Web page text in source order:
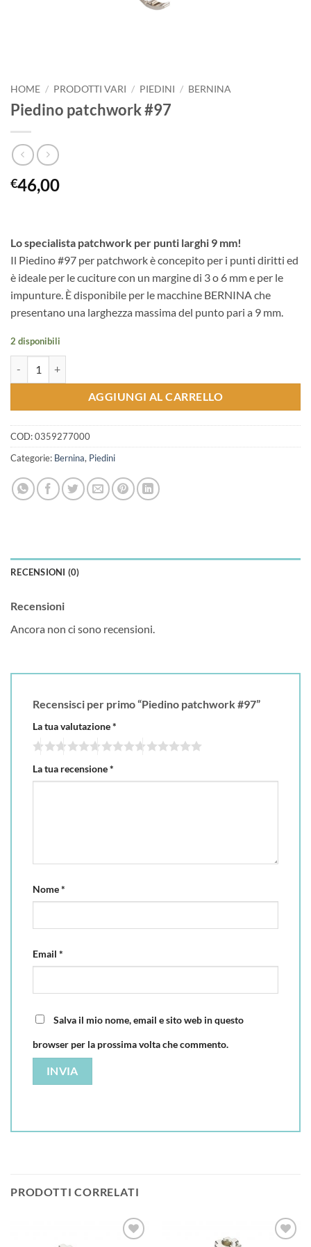
HOME / PRODOTTI VARI / PIEDINI / BERNINA
Piedino patchwork #97
€46,00
Lo specialista patchwork per punti larghi 9 mm!
Il Piedino #97 per patchwork è concepito per i punti diritti ed
è ideale per le cuciture con un margine di 3 o 6 mm e per le
impunture. È disponibile per le macchine BERNINA che
presentano una larghezza massima del punto pari a 9 mm.
2 disponibili
AGGIUNGI AL CARRELLO
COD:0359277000
Categorie: Bernina, Piedini
RECENSIONI (0)
Recensioni
Ancora non ci sono recensioni.
Recensisci per primo “Piedino patchwork #97”
La tua valutazione*
La tua recensione*
Nome*
Email *
Salva il mio nome, email e sito web in questo
browser per la prossima volta che commento.
PRODOTTI CORRELATI